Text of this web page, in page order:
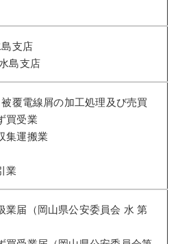
支店
島支店
覆電線屑の加工処理及び売買
買受業
集運搬業
業
業届（岡山県公安委員会 水 第